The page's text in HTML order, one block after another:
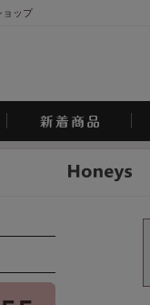
ョップ